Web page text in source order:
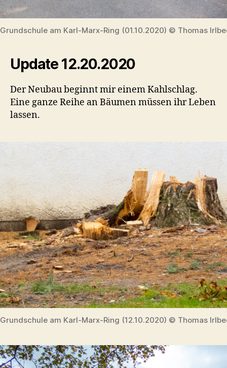
Grundschule am Karl-Marx-Ring (01.10.2020) © Thomas
Update 12.20.2020
Der Neubau beginnt mir einem Kahlschlag.
Eine ganze Reihe an Bäumen müssen ihr Leben
lassen.
Grundschule am Karl-Marx-Ring (12.10.2020) © Thomas